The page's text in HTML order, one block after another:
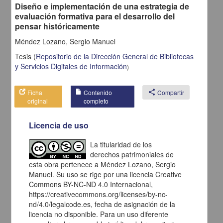
Eliminar los filtros de opciones avanzadas y realizar la búsqueda
nuevamente (ir a la pagina de inicio).
Debido a que el enlace posiblemente haya caducado, realizar
nuevamente la selección de facetas (
Diseño e implementación de una estrategia de
evaluación formativa para el desarrollo del
pensar históricamente
Méndez Lozano, Sergio Manuel
Tesis (Repositorio de la Dirección General de Bibliotecas
y Servicios Digitales de Información)
Ficha
original
Contenido
completo
share Compartir
Licencia de uso
La titularidad de los
derechos patrimoniales de
esta obra pertenece a Méndez Lozano, Sergio
Manuel. Su uso se rige por una licencia Creative
Commons BY-NC-ND 4.0 Internacional,
https://creativecommons.org/licenses/by-nc-
nd/4.0/legalcode.es, fecha de asignación de la
licencia no disponible. Para un uso diferente